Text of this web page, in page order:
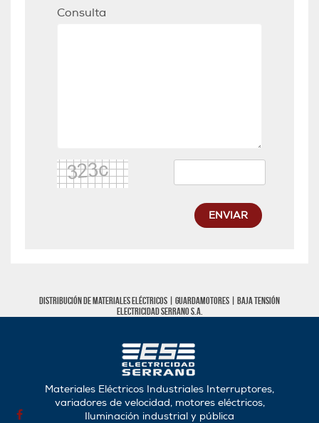
Consulta
ENVIAR
Distribución de materiales eléctricos | Guardamotores | Baja tensión
Electricidad Serrano S.A.
Materiales Eléctricos Industriales Interruptores,
variadores de velocidad, motores eléctricos,
Iluminación industrial y pública